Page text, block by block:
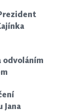
odvoláním
Jana